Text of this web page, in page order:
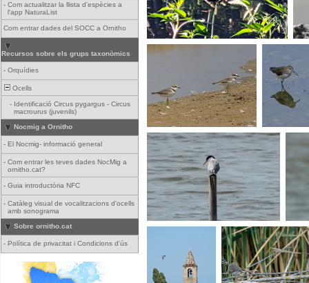
- Com actualitzar la llista d'espècies a
l'app NaturaList
Com entrar dades del SOCC a Ornitho
Recursos sobre els grups taxonòmics
- Orquídies
Ocells
- Identificació Circus pygargus - Circus
macrourus (juvenils)
Nocmig a Ornitho
- El Nocmig- informació general
- Com entrar les teves dades NocMig a
ornitho.cat?
- Guia introductòria NFC
- Catàleg visual de vocalitzacions d'ocells
amb sonograma
Sobre ornitho.cat
- Política de privacitat i Condicions d'ús